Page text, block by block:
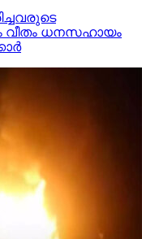
ധനസഹായം